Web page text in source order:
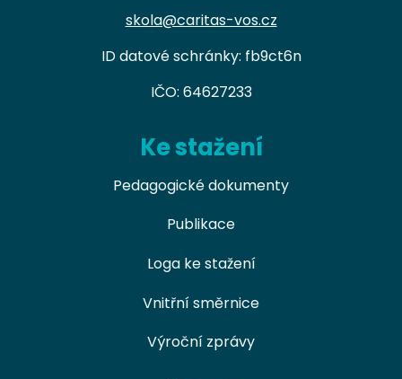
skola@caritas-vos.cz
ID datové schránky: fb9ct6n
IČO: 64627233
Ke stažení
Pedagogické dokumenty
Publikace
Loga ke stažení
Vnitřní směrnice
Výroční zprávy